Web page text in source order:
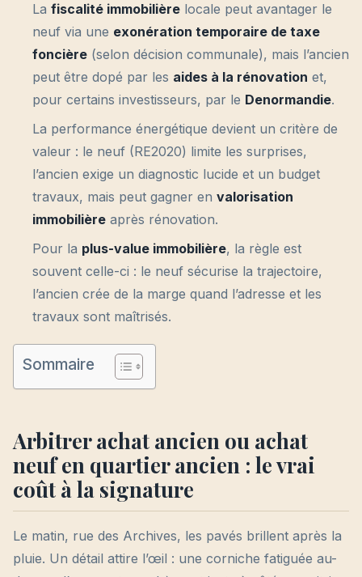
La fiscalité immobilière locale peut avantager le
neuf via une exonération temporaire de taxe
foncière (selon décision communale), mais l’ancien
peut être dopé par les aides à la rénovation et,
pour certains investisseurs, par le Denormandie.
La performance énergétique devient un critère de
valeur : le neuf (RE2020) limite les surprises,
l’ancien exige un diagnostic lucide et un budget
travaux, mais peut gagner en valorisation
immobilière après rénovation.
Pour la plus-value immobilière, la règle est
souvent celle-ci : le neuf sécurise la trajectoire,
l’ancien crée de la marge quand l’adresse et les
travaux sont maîtrisés.
Sommaire
Arbitrer achat ancien ou achat
neuf en quartier ancien : le vrai
coût à la signature
Le matin, rue des Archives, les pavés brillent après la
pluie. Un détail attire l’œil : une corniche fatiguée au-